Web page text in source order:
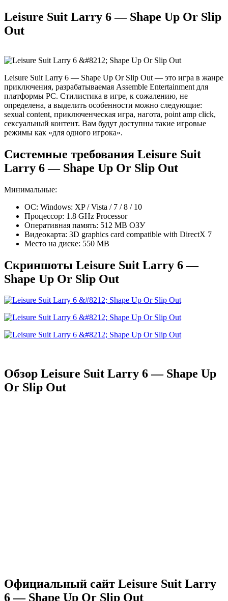
Leisure Suit Larry 6 — Shape Up Or Slip
Out
Leisure Suit Larry 6 — Shape Up Or Slip Out — это игра в жанре
приключения, разрабатываемая Assemble Entertainment для
платформы PC. Стилистика в игре, к сожалению, не
определена, а выделить особенности можно следующие:
sexual content, приключенческая игра, нагота, point amp click,
сексуальный контент. Вам будут доступны такие игровые
режимы как «для одного игрока».
Системные требования Leisure Suit
Larry 6 — Shape Up Or Slip Out
Минимальные:
ОС: Windows: XP / Vista / 7 / 8 / 10
Процессор: 1.8 GHz Processor
Оперативная память: 512 MB ОЗУ
Видеокарта: 3D graphics card compatible with DirectX 7
Место на диске: 550 MB
Скриншоты Leisure Suit Larry 6 —
Shape Up Or Slip Out
Обзор Leisure Suit Larry 6 — Shape Up
Or Slip Out
Официальный сайт Leisure Suit Larry
6 — Shape Up Or Slip Out